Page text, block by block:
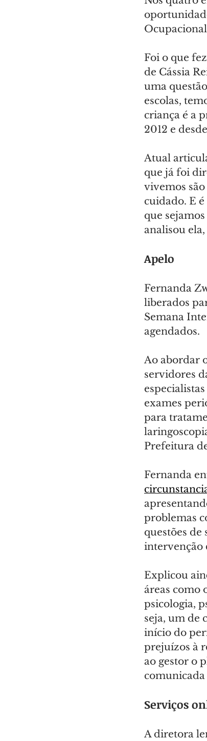
Foi o que
de Cássia
uma
escolas,
criança é a
2012 e
Atual
que já foi
vivemos
cuidado. E
que
analisou
Apelo
Fernanda
liberados
Semana
agendados.
Ao abordar
servidores
exames
para
Prefeitura
Fernanda
problemas
questões de
intervenção
Explicou
áreas como
psicologia,
seja, um de
início do
prejuízos à
ao gestor o
Serviços
A diretora